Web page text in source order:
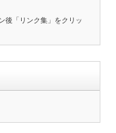
後「リンク集」をクリッ